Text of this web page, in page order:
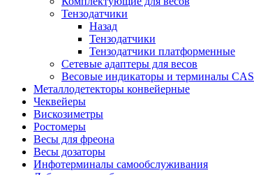
Тензодатчики
Назад
Тензодатчики
Тензодатчики платформенные
Сетевые адаптеры для весов
Весовые индикаторы и терминалы CAS
Металлодетекторы конвейерные
Чеквейеры
Вискозиметры
Ростомеры
Весы для фреона
Весы дозаторы
Инфотерминалы самообслуживания